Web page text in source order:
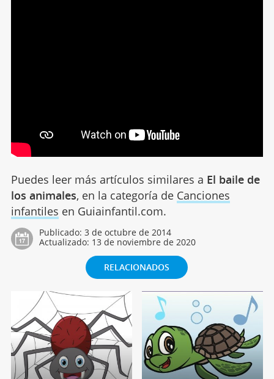
Puedes leer más artículos similares a El baile de
los animales, en la categoría de Canciones
infantiles en Guiainfantil.com.
Publicado: 3 de octubre de 2014
Actualizado: 13 de noviembre de 2020
RELACIONADOS